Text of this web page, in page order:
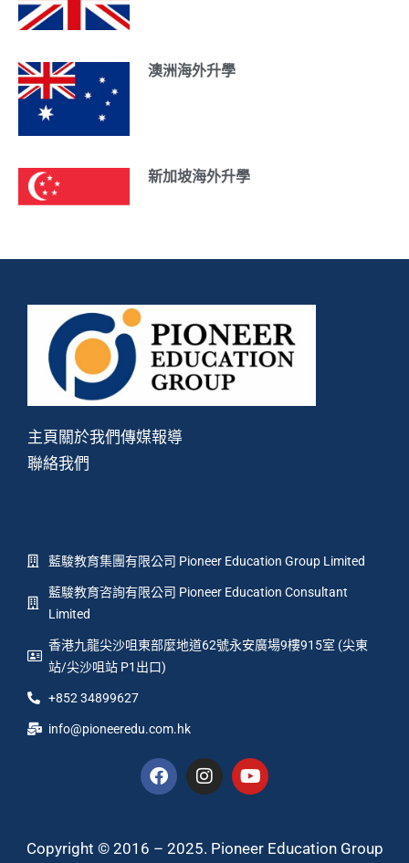
澳洲海外升學
新加坡海外升學
主頁關於我們傳媒報導
聯絡我們
藍駿教育集團有限公司 Pioneer Education Group Limited
藍駿教育咨詢有限公司 Pioneer Education Consultant
Limited
香港九龍尖沙咀東部麼地道62號永安廣場9樓915室 (尖東
站/尖沙咀站 P1出口)
+852 34899627
info@pioneeredu.com.hk
Copyright © 2016 – 2025. Pioneer Education Group